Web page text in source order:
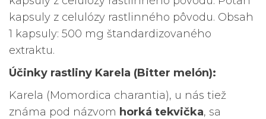
kapsuly z celulózy rastlinného pôvodu. Obsah
1 kapsuly: 500 mg štandardizovaného
extraktu.
Účinky rastliny Karela (Bitter melón):
Karela (Momordica charantia), u nás tiež
známa pod názvom horká tekvička, sa